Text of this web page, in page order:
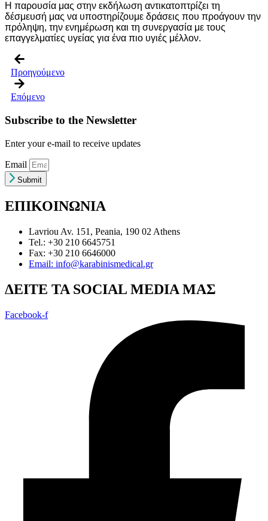
Η παρουσία μας στην εκδήλωση αντικατοπτρίζει τη
δέσμευσή μας να υποστηρίζουμε δράσεις που προάγουν την
πρόληψη, την ενημέρωση και τη συνεργασία με τους
επαγγελματίες υγείας για ένα πιο υγιές μέλλον.
Προηγούμενο
Επόμενο
Subscribe to the Newsletter
Enter your e-mail to receive updates
Email
Submit
ΕΠΙΚΟΙΝΩΝΙΑ
Lavriou Av. 151, Peania, 190 02 Athens
Tel.: +30 210 6645751
Fax: +30 210 6646000
Email: info@karabinismedical.gr
ΔEITE TA SOCIAL MEDIA ΜΑΣ
Facebook-f